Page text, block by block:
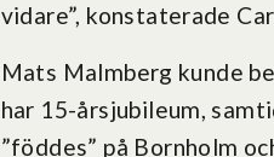
vidare”, konstaterade
Mats Malmberg kunde
har 15-årsjubileum,
”föddes” på Bornholm